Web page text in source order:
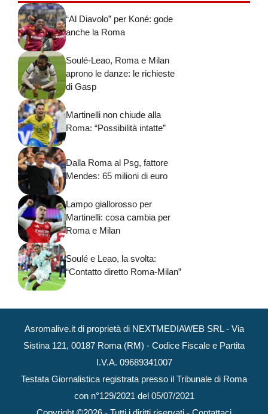
“Al Diavolo” per Koné: gode
anche la Roma
Soulé-Leao, Roma e Milan
aprono le danze: le richieste
di Gasp
Martinelli non chiude alla
Roma: “Possibilità intatte”
Dalla Roma al Psg, fattore
Mendes: 65 milioni di euro
Lampo giallorosso per
Martinelli: cosa cambia per
Roma e Milan
Soulé e Leao, la svolta:
“Contatto diretto Roma-Milan”
Asromalive.it di proprietà di NEXTMEDIAWEB SRL - Via
Sistina 121, 00187 Roma (RM) - Codice Fiscale e Partita
I.V.A. 09689341007
Testata Giornalistica registrata presso il Tribunale di Roma
con n°129/2021 del 05/07/2021